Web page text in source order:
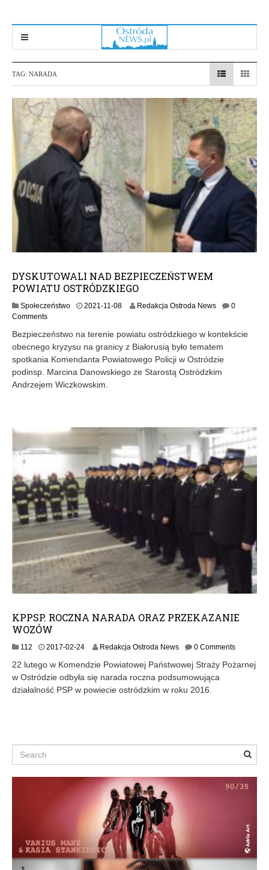
TAG: NARADA
DYSKUTOWALI NAD BEZPIECZEŃSTWEM
POWIATU OSTRÓDZKIEGO
Społeczeństwo 2021-11-08 Redakcja Ostroda News
0
Comments
Bezpieczeństwo na terenie powiatu ostródzkiego w kontekście
obecnego kryzysu na granicy z Białorusią było tematem
spotkania Komendanta Powiatowego Policji w Ostródzie
podinsp. Marcina Danowskiego ze Starostą Ostródzkim
Andrzejem Wiczkowskim.
KPPSP. ROCZNA NARADA ORAZ PRZEKAZANIE
WOZÓW
112 2017-02-242
1
7
-
4
Redakcja Ostroda News 0 Comments
22 lutego w Komendzie Powiatowej Państwowej Straży Pożarnej
w Ostródzie odbyła się narada roczna podsumowująca
działalność PSP w powiecie ostródzkim w roku 2016.
Search